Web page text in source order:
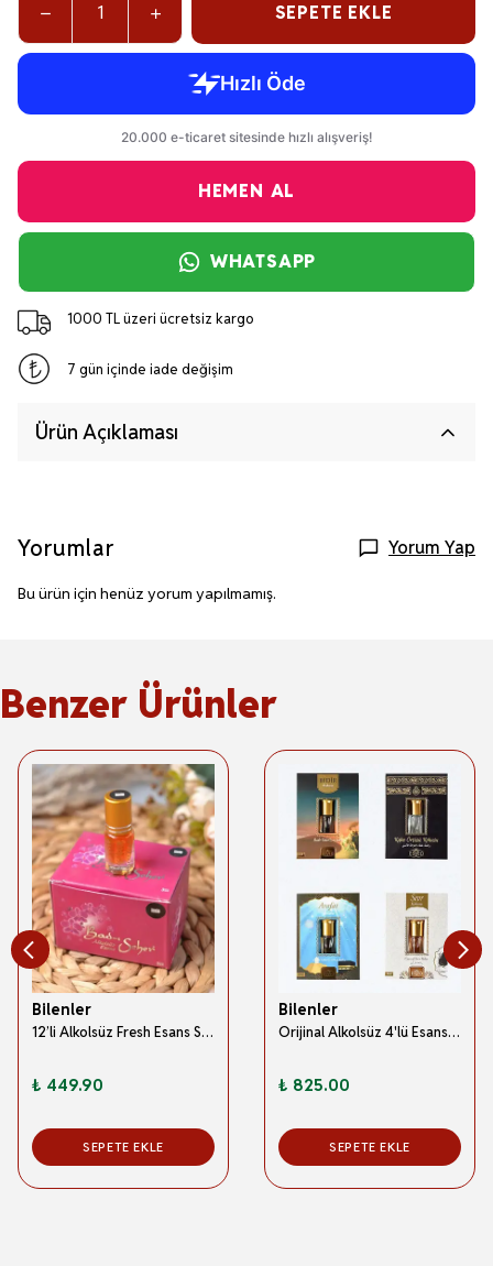
SEPETE EKLE
HEMEN AL
WHATSAPP
1000 TL üzeri ücretsiz kargo
7 gün içinde iade değişim
Ürün Açıklaması
Yorumlar Yorum Yap
Bu ürün için henüz yorum yapılmamış.
Benzer Ürünler
Bilenler
12’li Alkolsüz Fresh Esans Seti – 3 cc’lik Özel Şişelerde (İSKİB)
₺ 449.90
SEPETE EKLE
Bilenler
Orijinal Alkolsüz 4'lü Esans Set
₺ 825.00
SEPETE EKLE